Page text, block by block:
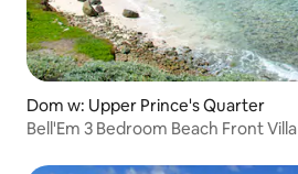
Dom w: Upper Prince's Quarter
Bell'Em 3 Bedroom Beach Front Villa